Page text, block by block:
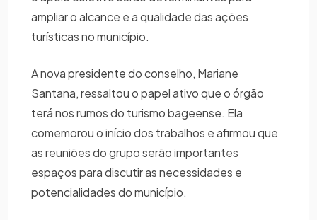
ampliar o alcance e a qualidade das ações
turísticas no município.
A nova presidente do conselho, Mariane
Santana, ressaltou o papel ativo que o órgão
terá nos rumos do turismo bageense. Ela
comemorou o início dos trabalhos e afirmou que
as reuniões do grupo serão importantes
espaços para discutir as necessidades e
potencialidades do município.